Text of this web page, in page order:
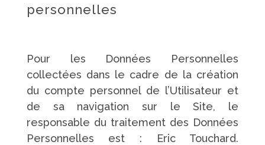
personnelles
Pour les Données Personnelles
collectées dans le cadre de la création
du compte personnel de l’Utilisateur et
de sa navigation sur le Site, le
responsable du traitement des Données
Personnelles est : Eric Touchard.